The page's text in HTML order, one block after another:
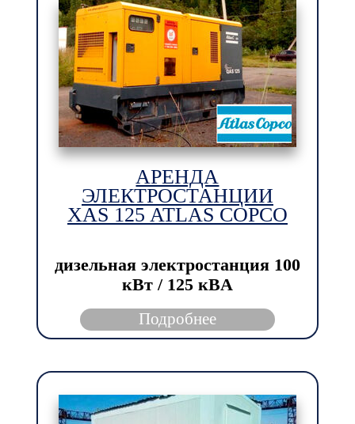
АРЕНДА
ЭЛЕКТРОСТАНЦИИ
XAS 125 ATLAS COPCO
дизельная электростанция 100
кВт / 125 кBА
Подробнее